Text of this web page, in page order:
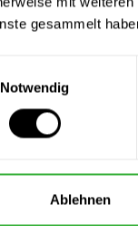
gesammelt
Notwendig
Ablehnen